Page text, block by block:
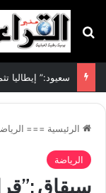
بحث عن
الرئيسية ===
الرياضة
سبقاق